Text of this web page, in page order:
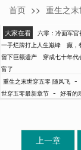
随风飞
首页 >> 重生之
大家在看 六零：冷面军
一手烂牌打上人生巅峰
癫，
留下巨额遗产
穿成七十年代
富了
重生之末世穿五零 随风飞 -
世穿五零最新章节 - 好看的
上一章